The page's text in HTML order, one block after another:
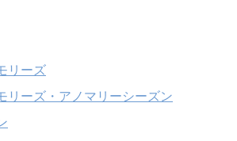
リーズ
リーズ・アノマリーシーズン